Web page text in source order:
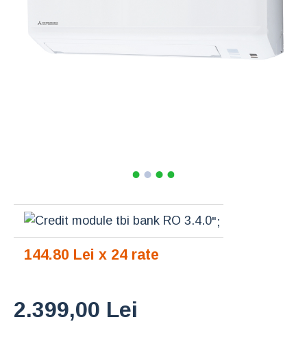
2.399,00 Lei
";
144.80 Lei x 24 rate